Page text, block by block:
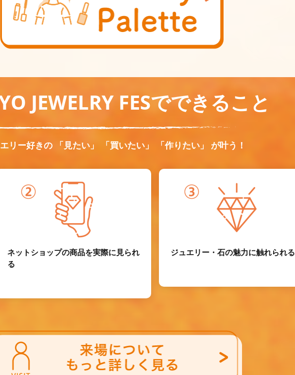
JEWELRY FESでできること
リー好きの 「見たい」 「買いたい」 「作りたい」 が叶う！
ネットショップの商品を実際に見られ
る
ジュエリー・石の魅力に触れられる